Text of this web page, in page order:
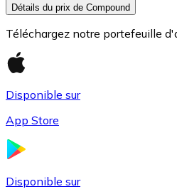
Détails du prix de Compound
Téléchargez notre portefeuille
Disponible sur
App Store
Disponible sur